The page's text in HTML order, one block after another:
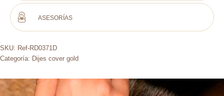
ASESORÍAS
SKU: Ref-RD0371D
Categoría: Dijes cover gold